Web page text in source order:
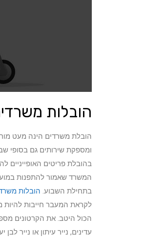
הובלות
הובלת משרדים הינה מעט
ומספקת שירותים גם בסופי
בהובלת פריטים האופייניים
המשרד שאמור להתפנות
בתחילת השבוע. הובלות
לקראת המעבר חייבות להיות
הכול היטב. את הקרטונים
עדינים, נייר עיתון או נייר